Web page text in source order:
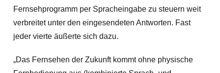
Fernsehprogramm per Spracheingabe zu steuern weit
verbreitet unter den eingesendeten Antworten. Fast
jeder vierte äußerte sich dazu.
„Das Fernsehen der Zukunft kommt ohne physische